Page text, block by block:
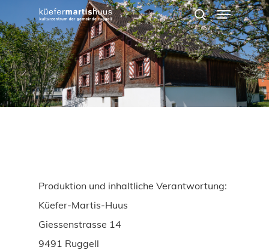
to
main
content
search
Menu
Produktion und inhaltliche Verantwortung:
Küefer-Martis-Huus
Giessenstrasse 14
9491 Ruggell